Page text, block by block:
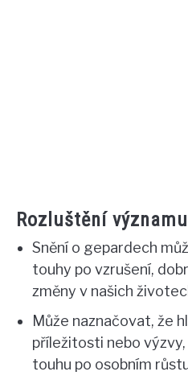
Rozluštění
Snění o gepardech
touhy po vzrušení,
změny v našich
Může naznačovat, že
příležitosti nebo
touhu po osobním